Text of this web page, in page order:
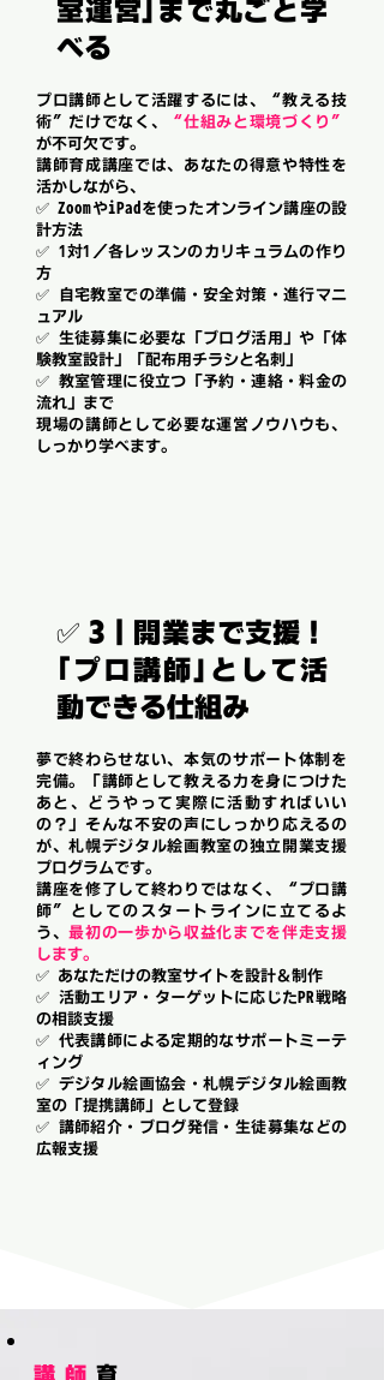
室運営」まで丸ごと学
べる
プロ講師として活躍するには、“教える技
術”だけでなく、
“仕組みと環境づくり”
が不可欠です。
講師育成講座では、あなたの得意や特性を
活かしながら、
✅ ZoomやiPadを使ったオンライン講座の設
計方法
✅ 1対1／各レッスンのカリキュラムの作り
方
✅ 自宅教室での準備・安全対策・進行マニ
ュアル
✅ 生徒募集に必要な「ブログ活用」や「体
験教室設計」「配布用チラシと名刺」
✅ 教室管理に役立つ「予約・連絡・料金の
流れ」まで
現場の講師として必要な運営ノウハウも、
しっかり学べます。
✅ 3｜開業まで支援！
「 プロ講師」として活
動できる仕組み
夢で終わらせない、本気のサポート体制を
完備。「講師として教える力を身につけた
あと、どうやって実際に活動すればいい
の？」そんな不安の声にしっかり応えるの
が、札幌デジタル絵画教室の独立開業支援
プログラムです。
講座を修了して終わりではなく、“プロ講
師”としてのスタートラインに立てるよ
う、最初の一歩から収益化までを伴走支援
します。
✅ あなただけの教室サイトを設計＆制作
✅ 活動エリア・ターゲットに応じたPR戦略
の相談支援
✅ 代表講師による定期的なサポートミーテ
ィング
✅ デジタル絵画協会・札幌デジタル絵画教
室の「提携講師」として登録
✅ 講師紹介・ブログ発信・生徒募集などの
広報支援
講師 育